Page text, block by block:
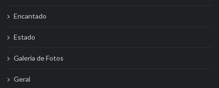
Encantado
Estado
Galeria de Fotos
Geral